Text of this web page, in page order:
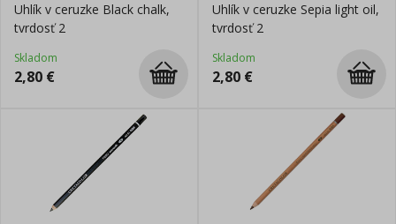
Uhlík v ceruzke Black chalk,
tvrdosť 2
Skladom
2,80 €
Uhlík v ceruzke Sepia light oil,
tvrdosť 2
Skladom
2,80 €